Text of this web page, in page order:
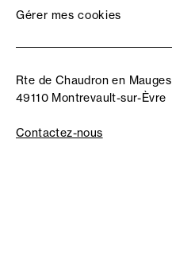
Gérer mes cookies
Rte de Chaudron en Mauges
49110 Montrevault-sur-Èvre
Contactez-nous